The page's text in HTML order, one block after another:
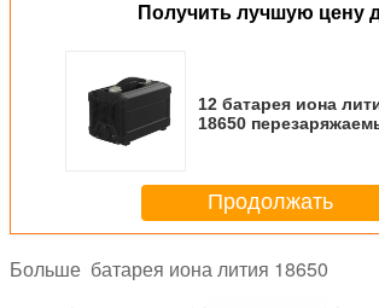
Получить лучшую цену
12 батарея иона
18650
Продолжать
Больше батарея иона лития 18650